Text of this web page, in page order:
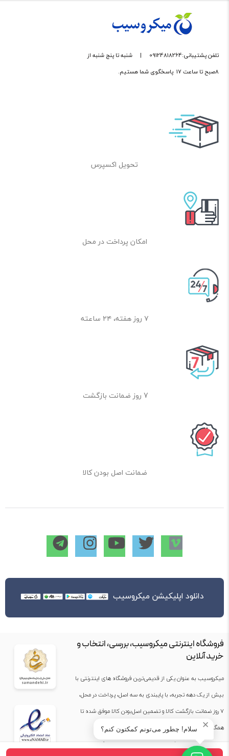
تلفن پشتیبانی:09124818264 |
شنبه تا پنج شنبه از
8صبح تا ساعت 17 پاسخگوی شما هستیم.
تحویل اکسپرس
امکان پرداخت در محل
۷ روز هفته، ۲۴ ساعته
7 روز ضمانت بازگشت
ضمانت اصل بودن کالا
دانلود اپلیکیشن میکروسیب
فروشگاه اینترنتی میکروسیب، بررسی، انتخاب و
خرید آنلاین
میکروسیب به عنوان یکی از قدیمی‌ترین فروشگاه های اینترنتی با
بیش از یک دهه تجربه، با پایبندی به سه اصل، پرداخت در محل،
۷ روز ضمانت بازگشت کالا و تضمین اصل‌بودن کالا موفق شده تا
همگام با فروشگاه‌های معتبر جهان، به بزرگ‌ترین فروشگاه
اینترنتی ایران تبدیل شود. به محض ورود به سایت میکروسیب با
✕ سلام! چطور می‌تونم کمکتون کنم؟